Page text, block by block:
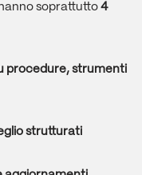
soprattutto 4
procedure, strumenti
strutturati